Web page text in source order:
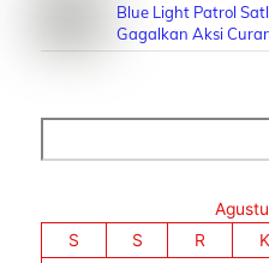
Blue Light Patrol
Gagalkan Aksi
S
S R K